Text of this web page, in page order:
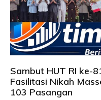
Sambut HUT RI ke-
Fasilitasi Nikah
103 Pasangan